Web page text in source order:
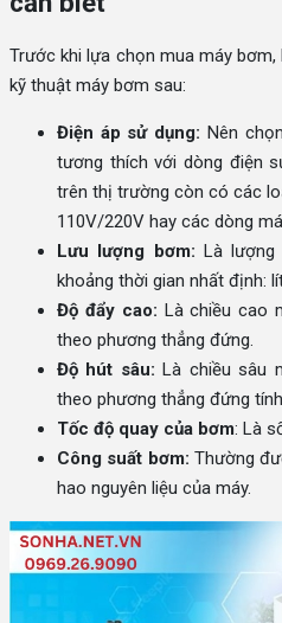
Trước khi lựa chọn mua máy
kỹ thuật máy bơm sau:
Điện áp sử dụng: Nên
tương thích với dòng điện
trên thị trường còn có các
110V/220V hay các dòng
Lưu lượng bơm: Là
khoảng thời gian nhất định:
Độ đẩy cao: Là chiều cao
theo phương thẳng đứng.
Độ hút sâu: Là chiều sâu
theo phương thẳng đứng
Tốc độ quay của bơm: Là
Công suất bơm: Thường
hao nguyên liệu của máy.